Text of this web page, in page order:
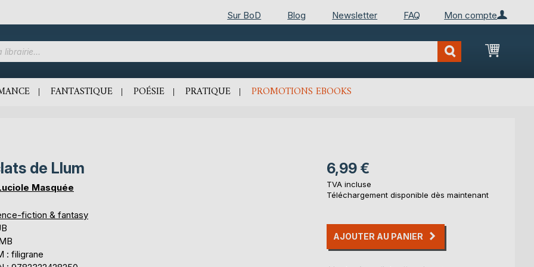
Mon compte
Sur BoD Blog Newsletter FAQ
Mon
FANTASTIQUE POÉSIE PRATIQUE PROMOTIONS EBOOKS
de Llum
Masquée
fiction & fantasy
: filigrane
6,99 €
TVA incluse
Téléchargement disponible dès maintenant
AJOUTER AU PANIER